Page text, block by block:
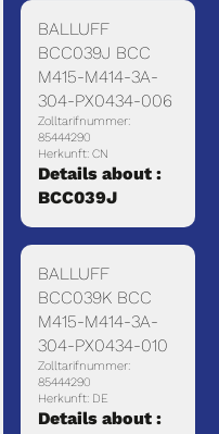
BALLUFF
BCC039J BCC
M415-M414-3A-
304-PX0434-006
Zolltarifnummer:
85444290
Herkunft: CN
Details about :
BCC039J
BALLUFF
BCC039K BCC
M415-M414-3A-
304-PX0434-010
Zolltarifnummer:
85444290
Herkunft: DE
Details about :